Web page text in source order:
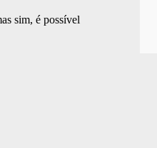
sim, é possível